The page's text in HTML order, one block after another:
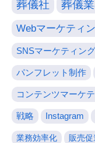
葬儀社 葬儀
Webマーケティ
SNSマーケティング
パンフレット制作
コンテンツマーケ
戦略 Instagram
業務効率化 販売促